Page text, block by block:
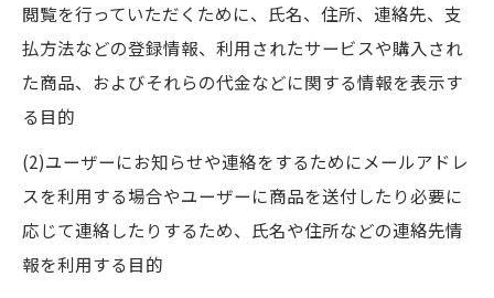
閲覧を行っていただくために、氏名、住所、連絡先、支
払方法などの登録情報、利用されたサービスや購入され
た商品、およびそれらの代金などに関する情報を表示す
る目的
(2)ユーザーにお知らせや連絡をするためにメールアドレ
スを利用する場合やユーザーに商品を送付したり必要に
応じて連絡したりするため、氏名や住所などの連絡先情
報を利用する目的